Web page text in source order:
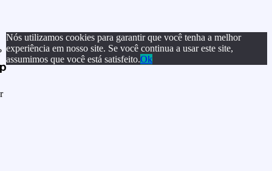
Nós utilizamos cookies para garantir que você tenha a melhor
experiência em nosso site. Se você continua a usar este site,
assumimos que você está satisfeito.Ok